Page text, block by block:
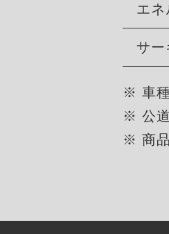
エネ
サ
※ 車種
※ 公道
※ 商品